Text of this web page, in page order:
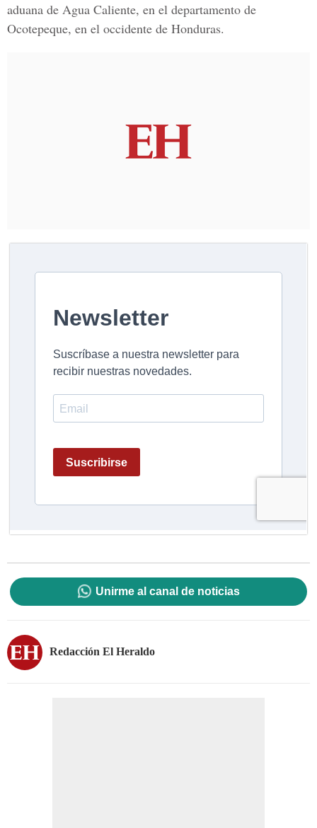
aduana de Agua Caliente, en el departamento de
Ocotepeque, en el occidente de Honduras.
Unirme al canal de noticias
Redacción El Heraldo